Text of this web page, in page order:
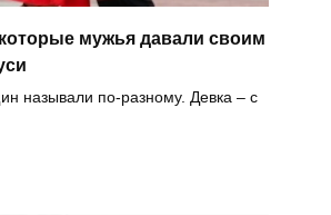
мужья давали своим
называли по-разному. Девка – с